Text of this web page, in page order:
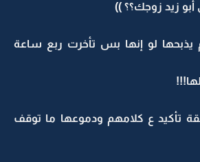
زيد زوجك؟؟ ))
يذبحها لو إنها بس تأخرت ربع ساعة
تأكيد ع كلامهم ودموعها ما توقف